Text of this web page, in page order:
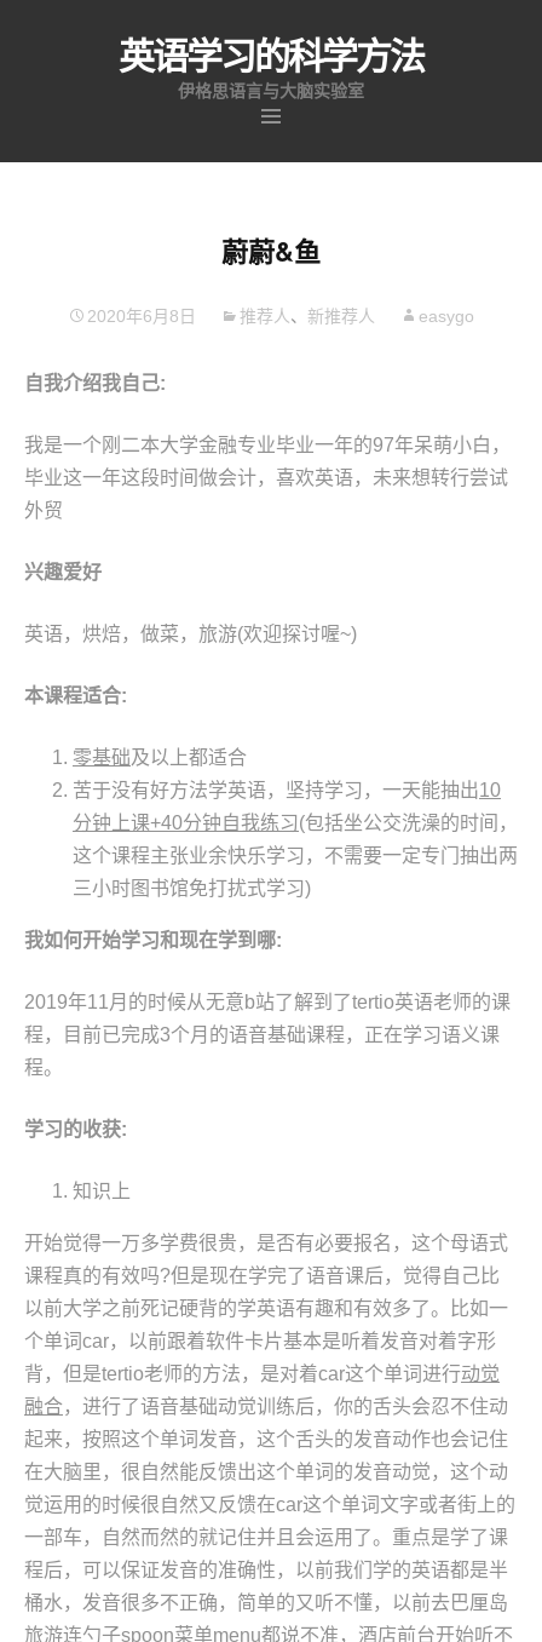
英语学习的科学方法
伊格思语言与大脑实验室
容
蔚蔚&鱼
2020年6月8日 推荐人 、 新推荐人 easygo
自我介绍我自己:
我是一个刚二本大学金融专业毕业一年的97年呆萌小白，
毕业这一年这段时间做会计，喜欢英语，未来想转行尝试
外贸
兴趣爱好
英语，烘焙，做菜，旅游(欢迎探讨喔~)
本课程适合:
零基础及以上都适合
苦于没有好方法学英语，坚持学习，一天能抽出10
分钟上课+40分钟自我练习 (包括坐公交洗澡的时间，
这个课程主张业余快乐学习，不需要一定专门抽出两
三小时图书馆免打扰式学习)
我如何开始学习和现在学到哪:
2019年11月的时候从无意b站了解到了tertio英语老师的课
程，目前已完成3个月的语音基础课程，正在学习语义课
程。
学习的收获:
知识上
开始觉得一万多学费很贵，是否有必要报名，这个母语式
课程真的有效吗?但是现在学完了语音课后，觉得自己比
以前大学之前死记硬背的学英语有趣和有效多了。比如一
个单词car，以前跟着软件卡片基本是听着发音对着字形
背，但是tertio老师的方法，是对着car这个单词进行动觉
融合，进行了语音基础动觉训练后，你的舌头会忍不住动
起来，按照这个单词发音，这个舌头的发音动作也会记住
在大脑里，很自然能反馈出这个单词的发音动觉，这个动
觉运用的时候很自然又反馈在car这个单词文字或者街上的
一部车，自然而然的就记住并且会运用了。重点是学了课
程后，可以保证发音的准确性，以前我们学的英语都是半
桶水，发音很多不正确，简单的又听不懂，以前去巴厘岛
旅游连勺子spoon菜单menu都说不准，酒店前台开始听不